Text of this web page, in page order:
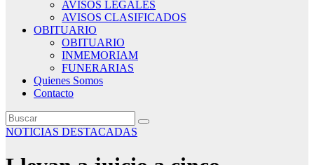
AVISOS LEGALES
AVISOS CLASIFICADOS
OBITUARIO
OBITUARIO
INMEMORIAM
FUNERARIAS
Quienes Somos
Contacto
NOTICIAS DESTACADAS